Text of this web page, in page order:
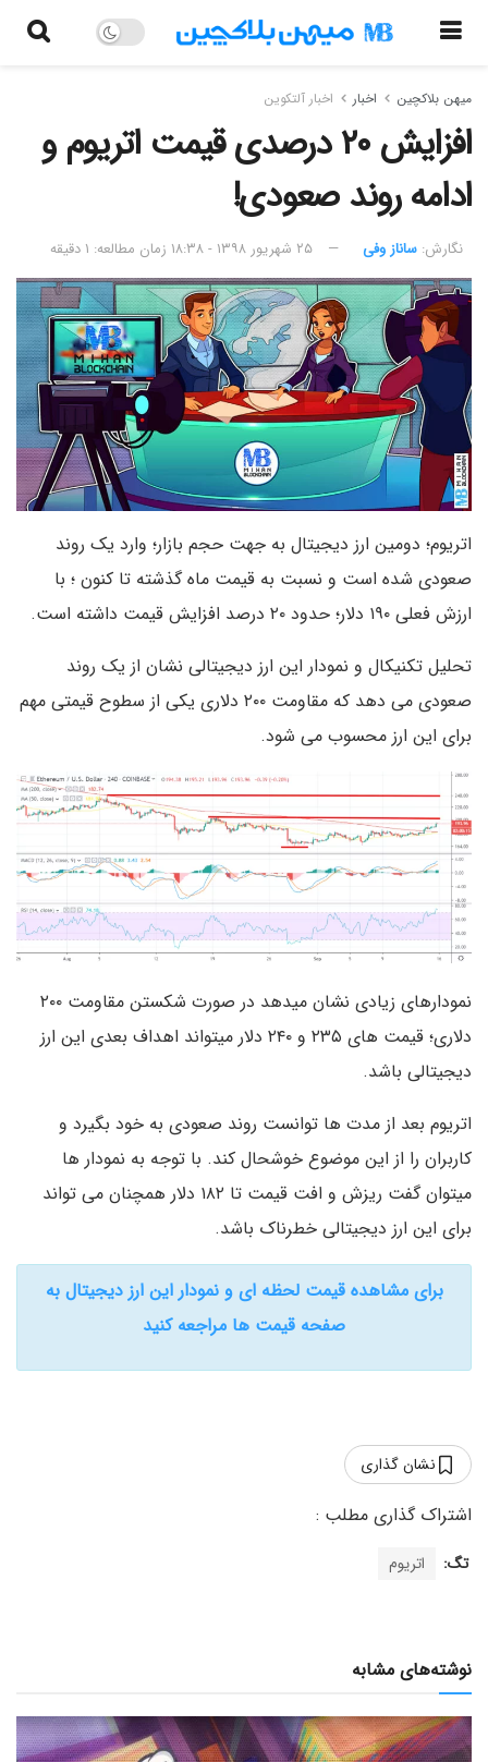
میهن بلاکچین اخبار اخبار آلتکوین
افزایش ۲۰ درصدی قیمت اتریوم و
ادامه روند صعودی!
نگارش:‌ ساناز وفی ۲۵ شهریور ۱۳۹۸ - ۱۸:۳۸ زمان مطالعه: ۱ دقیقه
اتریوم؛ دومین ارز دیجیتال به جهت حجم بازار؛ وارد یک روند
صعودی شده است و نسبت به قیمت ماه گذشته تا کنون ؛ با
ارزش فعلی ۱۹۰ دلار؛ حدود ۲۰ درصد افزایش قیمت داشته است.
تحلیل تکنیکال و نمودار این ارز دیجیتالی نشان از یک روند
صعودی می دهد که مقاومت ۲۰۰ دلاری یکی از سطوح قیمتی مهم
برای این ارز محسوب می شود.
نمودارهای زیادی نشان میدهد در صورت شکستن مقاومت ۲۰۰
دلاری؛ قیمت های ۲۳۵ و ۲۴۰ دلار میتواند اهداف بعدی این ارز
دیجیتالی باشد.
اتریوم بعد از مدت ها توانست روند صعودی به خود بگیرد و
کاربران را از این موضوع خوشحال کند. با توجه به نمودار ها
میتوان گفت ریزش و افت قیمت تا ۱۸۲ دلار همچنان می تواند
برای این ارز دیجیتالی خطرناک باشد.
برای مشاهده قیمت لحظه ای و نمودار این ارز دیجیتال به
صفحه قیمت ها مراجعه کنید
نشان گذاری
تگ: اتریوم
نوشته‌های مشابه